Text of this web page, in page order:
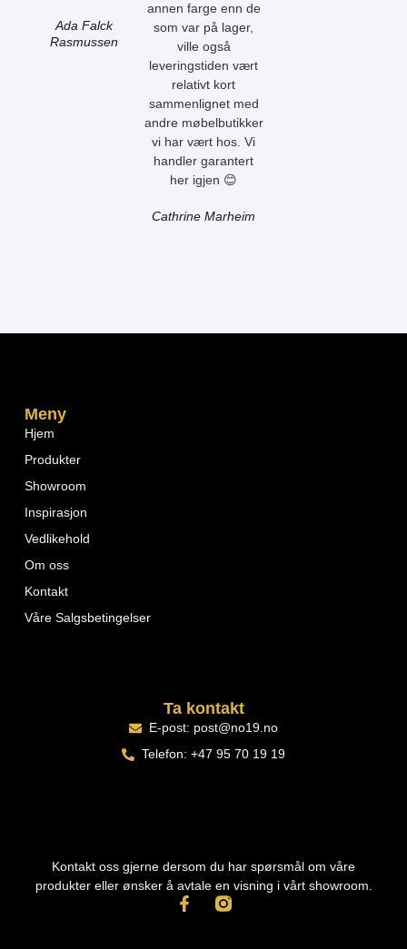
Ada Falck
Rasmussen
annen farge enn de
som var på lager,
ville også
leveringstiden vært
relativt kort
sammenlignet med
andre møbelbutikker
vi har vært hos. Vi
handler garantert
her igjen 😊
Cathrine Marheim
Kontakt oss gjerne dersom du har spørsmål om våre
produkter eller ønsker å avtale en visning i vårt showroom.
Meny
Hjem
Produkter
Showroom
Inspirasjon
Vedlikehold
Om oss
Kontakt
Våre Salgsbetingelser
Ta kontakt
E-post: post@no19.no
Telefon: +47 95 70 19 19